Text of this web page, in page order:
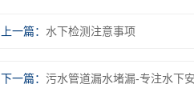
上一篇： 水下检测注意事项
下一篇： 污水管道漏水堵漏-专注水下